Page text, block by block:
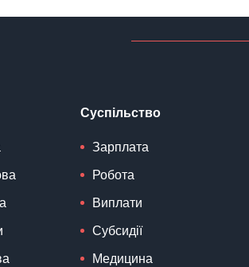
Суспільство
Зарплата
Робота
Виплати
Субсидії
Медицина